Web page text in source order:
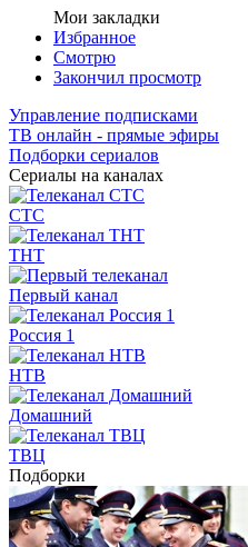
Мои закладки
Избранное
Смотрю
Закончил просмотр
Управление подписками
ТВ онлайн - прямые эфиры
Подборки сериалов
Сериалы на каналах
СТС
ТНТ
Первый канал
Россия 1
НТВ
Домашний
ТВЦ
Подборки